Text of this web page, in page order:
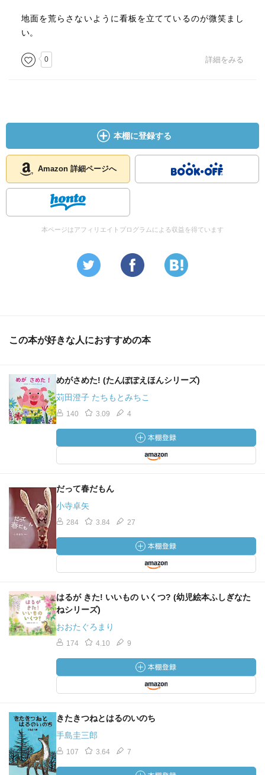
地面を荒らさないように看板を立てているのが微笑まし
い。
0 詳細をみる
本棚に登録する
Amazon 詳細ページへ
本ページはアフィリエイトプログラムによる収益を得ています
この本が好きな人におすすめの本
めがさめた! (たんぽぽえほんシリーズ)
苅田澄子 たちもとみちこ
140 3.09 4
だって春だもん
小寺卓矢
284 3.84 27
はるが きた! いいもの いくつ? (幼児絵本ふしぎなた
ねシリーズ)
おおたぐろまり
174 4.10 9
きたきつねとはるのいのち
手島圭三郎
107 3.64 7